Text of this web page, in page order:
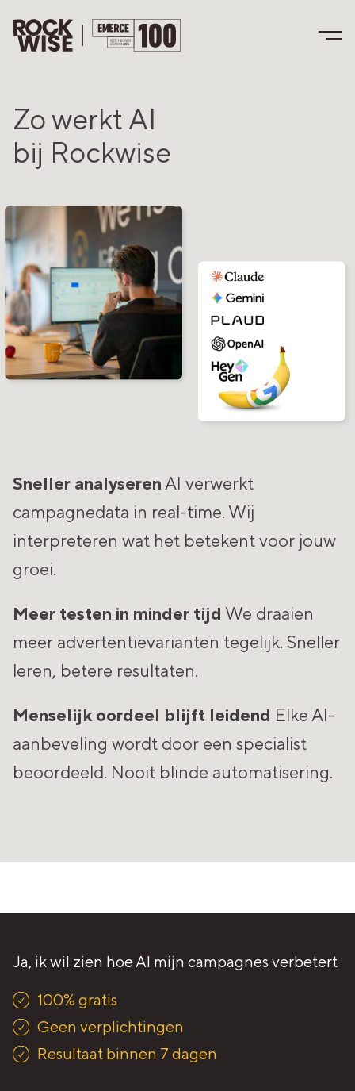
Zo werkt AI
bij Rockwise
Sneller analyserenAI verwerkt
campagnedata in real-time. Wij
interpreteren wat het betekent voor jouw
groei.
Meer testen in minder tijd We draaien
meer advertentievarianten tegelijk. Sneller
leren, betere resultaten.
Menselijk oordeel blijft leidend Elke AI-
aanbeveling wordt door een specialist
beoordeeld. Nooit blinde automatisering.
Ja, ik wil zien hoe AI mijn campagnes verbetert
100% gratis
Geen verplichtingen
Resultaat binnen 7 dagen